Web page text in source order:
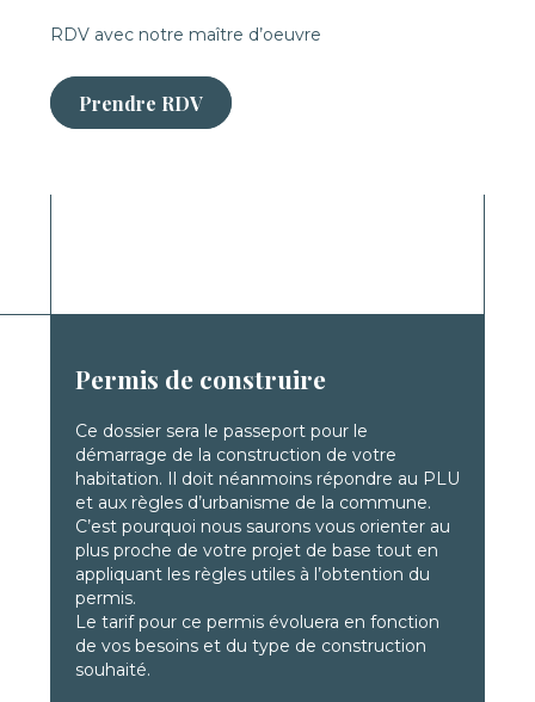
RDV avec notre maître d’oeuvre
Prendre RDV
Permis de construire
Ce dossier sera le passeport pour le
démarrage de la construction de votre
habitation. Il doit néanmoins répondre au PLU
et aux règles d’urbanisme de la commune.
C’est pourquoi nous saurons vous orienter au
plus proche de votre projet de base tout en
appliquant les règles utiles à l’obtention du
permis.
Le tarif pour ce permis évoluera en fonction
de vos besoins et du type de construction
souhaité.